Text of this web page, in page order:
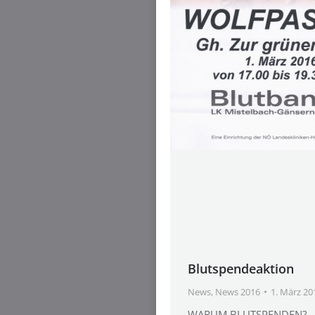
Blutspendeaktion
News, News 2016 1. März